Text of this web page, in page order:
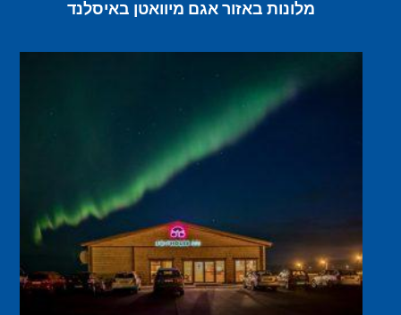
מלונות באזור אגם מיוואטן באיסלנד